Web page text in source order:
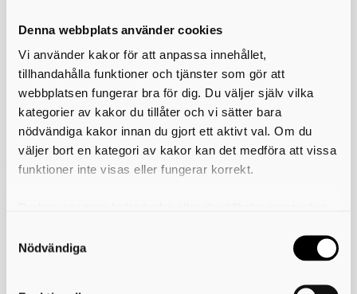
Denna webbplats använder cookies
Vi använder kakor för att anpassa innehållet,
tillhandahålla funktioner och tjänster som gör att
webbplatsen fungerar bra för dig. Du väljer själv vilka
kategorier av kakor du tillåter och vi sätter bara
nödvändiga kakor innan du gjort ett aktivt val. Om du
väljer bort en kategori av kakor kan det medföra att vissa
funktioner inte visas eller fungerar korrekt.
användning av kakor som du hittar längst ner på sidan
Nödvändiga
bakning och livsmedel. Du får lära dig att arbeta med service inom
hotell, restaurang och storkök.
Du får bland annat lära dig:
använda stekbord, ugnar och annan köksutrustning
hantera olika matvaror på ett hygieniskt och säkert sätt
baka och laga vanligt förekommande förrätter, varmrätter och
efterrätter
vad du behöver äta för att må bra
Skriv ut
Senast uppdaterad : 2026-02-02